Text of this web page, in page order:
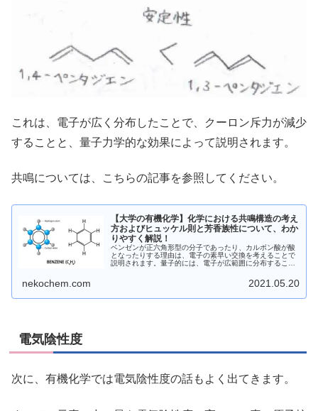
これは、電子が広く分布したことで、クーロン斥力が減少
することと、量子力学的な効果によって説明されます。
共鳴については、こちらの記事を参照してください。
【大学の有機化学】化学における共鳴構造の考え
方およびヒュッケル則と芳香族性について、わか
りやすく解説！
ベンゼンが正六角形型の分子であったり、カルボン酸が酸
となったりする理由は、電子の素早い交換を考えることで
説明されます。量子的には、電子が広範囲に分布すること
す。本記事では、共鳴によって安定化する原理、またその
nekochem.com 2021.05.20
電気陰性度
次に、有機化学では電気陰性度の話もよく出てきます。